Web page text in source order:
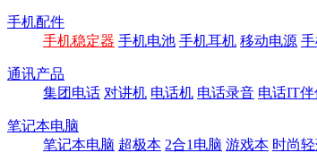
手机配件
手机稳定器 手机电池 手机耳机 移动电源
通讯产品
集团电话 对讲机 电话机 电话录音 电话IT伴
笔记本电脑
笔记本电脑 超极本 2合1电脑 游戏本 时尚